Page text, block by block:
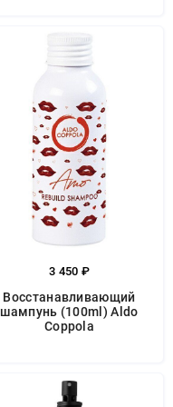
3 450 ₽
Восстанавливающий
шампунь (100ml) Aldo
Coppola